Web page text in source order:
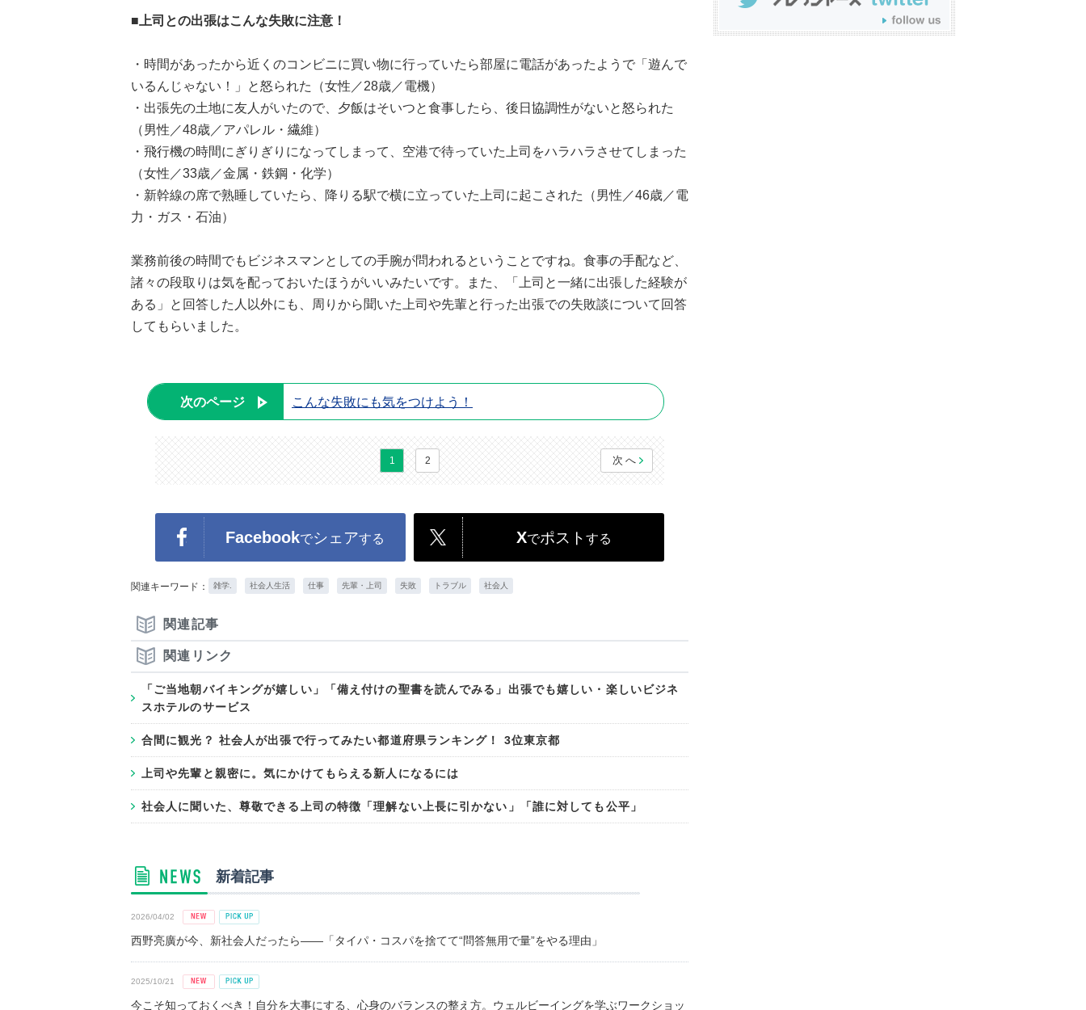
■上司との出張はこんな失敗に注意！
・時間があったから近くのコンビニに買い物に行っていたら部屋に電話があったようで「遊んで
いるんじゃない！」と怒られた（女性／28歳／電機）
・出張先の土地に友人がいたので、夕飯はそいつと食事したら、後日協調性がないと怒られた
（男性／48歳／アパレル・繊維）
・飛行機の時間にぎりぎりになってしまって、空港で待っていた上司をハラハラさせてしまった
（女性／33歳／金属・鉄鋼・化学）
・新幹線の席で熟睡していたら、降りる駅で横に立っていた上司に起こされた（男性／46歳／電
力・ガス・石油）
業務前後の時間でもビジネスマンとしての手腕が問われるということですね。食事の手配など、
諸々の段取りは気を配っておいたほうがいいみたいです。また、「上司と一緒に出張した経験が
ある」と回答した人以外にも、周りから聞いた上司や先輩と行った出張での失敗談について回答
してもらいました。
次のページ こんな失敗にも気をつけよう！
1 2 次へ
Facebookでシェアする Xでポスト する
関連キーワード： 雑学. 社会人生活 仕事 先輩・上司 失敗 トラブル 社会人
関連記事
関連リンク
「ご当地朝バイキングが嬉しい」「備え付けの聖書を読んでみる」出張でも嬉しい・楽しいビジネ
スホテルのサービス
合間に観光？ 社会人が出張で行ってみたい都道府県ランキング！ 3位東京都
上司や先輩と親密に。気にかけてもらえる新人になるには
社会人に聞いた、尊敬できる上司の特徴「理解ない上長に引かない」「誰に対しても公平」
新着記事
2026/04/02
西野亮廣が今、新社会人だったら――「タイパ・コスパを捨てて“問答無用で量”をやる理由」
2025/10/21
今こそ知っておくべき！自分を大事にする、心身のバランスの整え方。ウェルビーイングを学ぶワークショッ